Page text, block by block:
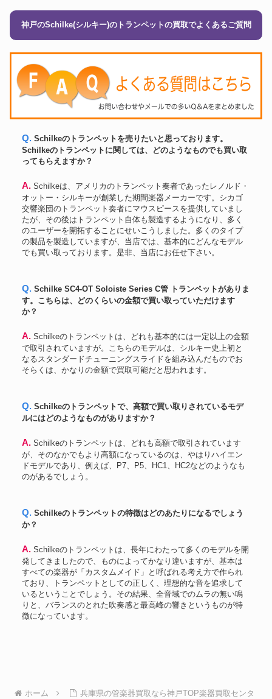
神戸のSchilke(シルキー)のトランペットの買取でよくあるご質問
Q. Schilkeのトランペットを売りたいと思っております。
Schilkeのトランペットに関しては、どのようなものでも買い取
ってもらえますか？
A. Schilkeは、アメリカのトランペット奏者であったレノルド・
オットー・シルキーが創業した期間楽器メーカーです。シカゴ
交響楽団のトランペット奏者にマウスピースを提供していまし
たが、その後はトランペット自体も製造するようになり、多く
のユーザーを開拓することにせいこうしました。多くのタイプ
の製品を製造していますが、当店では、基本的にどんなモデル
でも買い取っております。是非、当店にお任せ下さい。
Q. Schilke SC4-OT Soloiste Series C管 トランペットがありま
す。こちらは、どのくらいの金額で買い取っていただけます
か？
A. Schilkeのトランペットは、どれも基本的には一定以上の金額
で取引されていますが。こちらのモデルは、シルキー史上初と
なるスタンダードチューニングスライドを組み込んだものでお
そらくは、かなりの金額で買取可能だと思われます。
Q. Schilkeのトランペットで、高額で買い取りされているモデ
ルにはどのようなものがありますか？
A. Schilkeのトランペットは、どれも高額で取引されています
が、そのなかでもより高額になっているのは、やはりハイエン
ドモデルであり、例えば、P7、P5、HC1、HC2などのようなも
のがあるでしょう。
Q. Schilkeのトランペットの特徴はどのあたりになるでしょう
か？
A. Schilkeのトランペットは、長年にわたって多くのモデルを開
発してきましたので、ものによってかなり違いますが、基本は
すべての楽器が「カスタムメイド」と呼ばれる考え方で作られ
ており、トランペットとしての正しく、理想的な音を追求して
いるということでしょう。その結果、全音域でのムラの無い鳴
りと、バランスのとれた吹奏感と最高峰の響きというものが特
徴になっています。
ホーム 兵庫県の管楽器買取なら神戸TOP楽器買取センタ